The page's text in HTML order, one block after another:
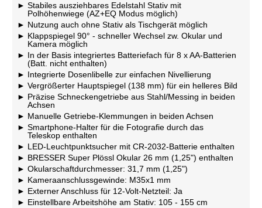
Stabiles ausziehbares Edelstahl Stativ mit
Polhöhenwiege (AZ+EQ Modus möglich)
Nutzung auch ohne Stativ als Tischgerät möglich
Klappspiegel 90° - schneller Wechsel zw. Okular und
Kamera möglich
In der Basis integriertes Batteriefach für 8 x AA-Batterien
(Batt. nicht enthalten)
Integrierte Dosenlibelle zur einfachen Nivellierung
Vergrößerter Hauptspiegel (138 mm) für ein helleres Bild
Präzise Schneckengetriebe aus Stahl/Messing in beiden
Achsen
Manuelle Getriebe-Klemmungen in beiden Achsen
Smartphone-Halter für die Fotografie durch das
Teleskop enthalten
LED-Leuchtpunktsucher mit CR-2032-Batterie enthalten
BRESSER Super Plössl Okular 26 mm (1,25") enthalten
Okularschaftdurchmesser: 31,7 mm (1,25")
Kameraanschlussgewinde: M35x1 mm
Externer Anschluss für 12-Volt-Netzteil: Ja
Einstellbare Arbeitshöhe am Stativ: 105 - 155 cm